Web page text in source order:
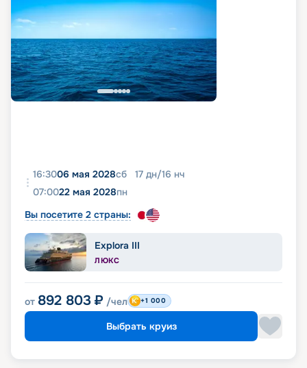
16:3006 мая 2028сб 17 дн/16 нч
07:0022 мая 2028пн
Вы посетите 2 страны:
Explora III
ЛЮКС
от 892 803 ₽ /чел +1 000
Выбрать круиз